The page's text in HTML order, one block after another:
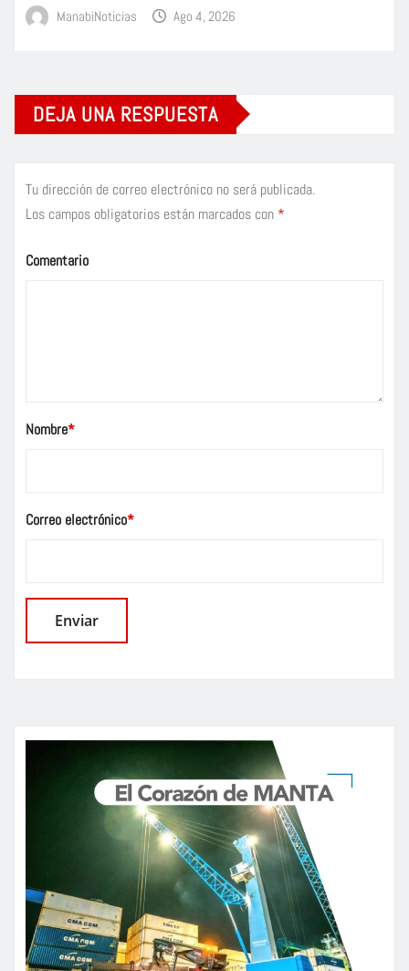
ManabiNoticias Ago 4, 2026
DEJA UNA RESPUESTA
Tu dirección de correo electrónico no será publicada.
Los campos obligatorios están marcados con *
Comentario
Nombre*
Correo electrónico*